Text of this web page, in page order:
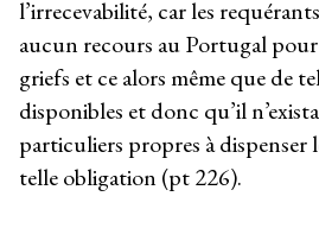
l’irrecevabilité, car les
aucun recours au Portugal
griefs et ce alors même que de
disponibles et donc qu’il
particuliers propres à dispenser
telle obligation (pt 226).